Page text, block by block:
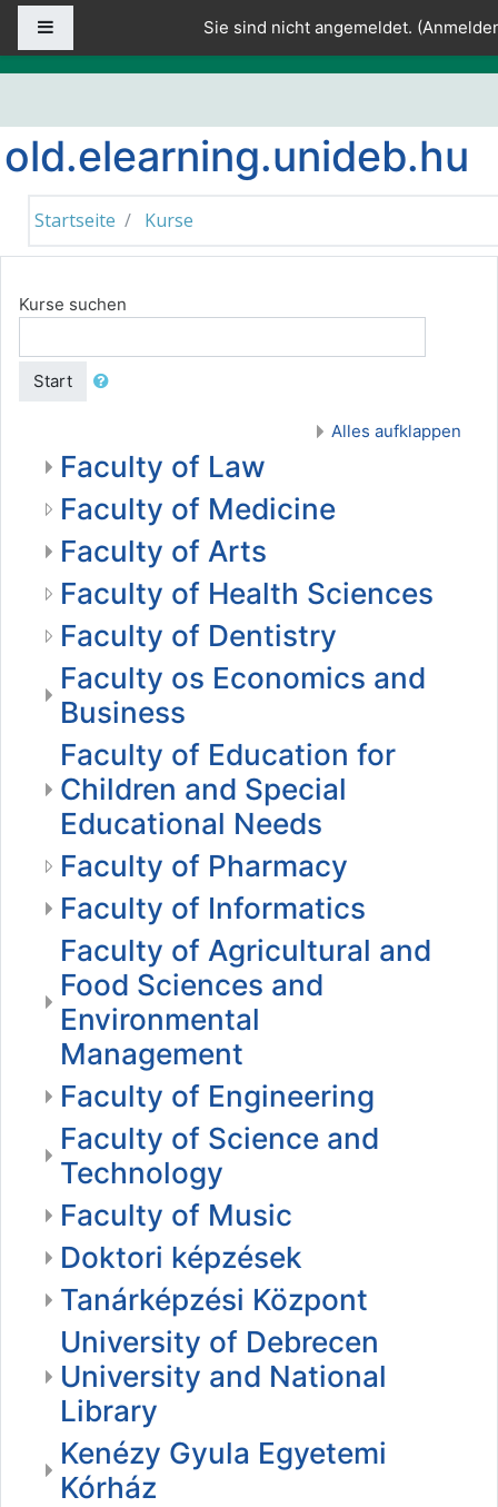
Zum Hauptinhalt
Sie sind nicht angemeldet. (
old.elearning.unideb.hu
Startseite Kurse
Kurse suchen
Start
Alles aufklappen
Faculty of Law
Faculty of Medicine
Faculty of Arts
Faculty of Health Sciences
Faculty of Dentistry
Faculty os Economics and
Business
Faculty of Education for
Children and Special
Educational Needs
Faculty of Pharmacy
Faculty of Informatics
Faculty of Agricultural and
Food Sciences and
Environmental
Management
Faculty of Engineering
Faculty of Science and
Technology
Faculty of Music
Doktori képzések
Tanárképzési Központ
University of Debrecen
University and National
Library
Kenézy Gyula Egyetemi
Kórház